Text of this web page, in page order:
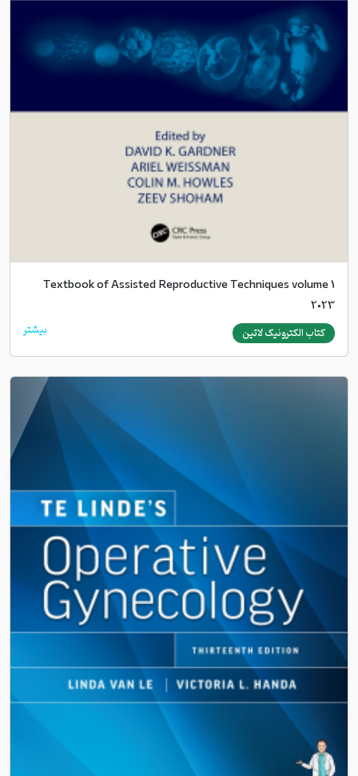
Textbook of Assisted Reproductive Techniques volume 1
2023
کتاب الکترونیک لاتین بیشتر